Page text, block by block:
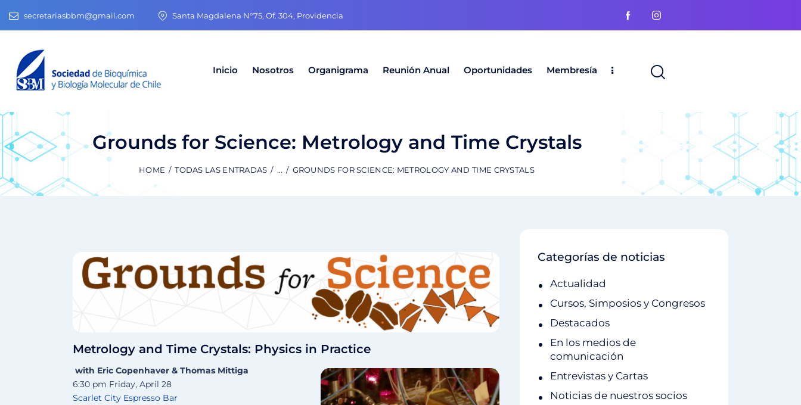
secretariasbbm@gmail.com Santa Magdalena N°75, Of. 304, Providencia
Inicio Nosotros Organigrama Reunión Anual Oportunidades Membresía
Grounds for Science: Metrology and Time Crystals
HOME TODAS LAS ENTRADAS ... GROUNDS FOR SCIENCE: METROLOGY AND TIME CRYSTALS
Metrology and Time Crystals: Physics in Practice
with Eric Copenhaver & Thomas Mittiga
6:30 pm Friday, April 28
Scarlet City Espresso Bar
Categorías de noticias
Actualidad
Cursos, Simposios y Congresos
Destacados
En los medios de
comunicación
Entrevistas y Cartas
Noticias de nuestros socios